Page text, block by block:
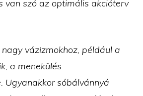
van szó az optimális akcióterv
vázizmokhoz, például a
a menekülés
Ugyanakkor sóbálvánnyá